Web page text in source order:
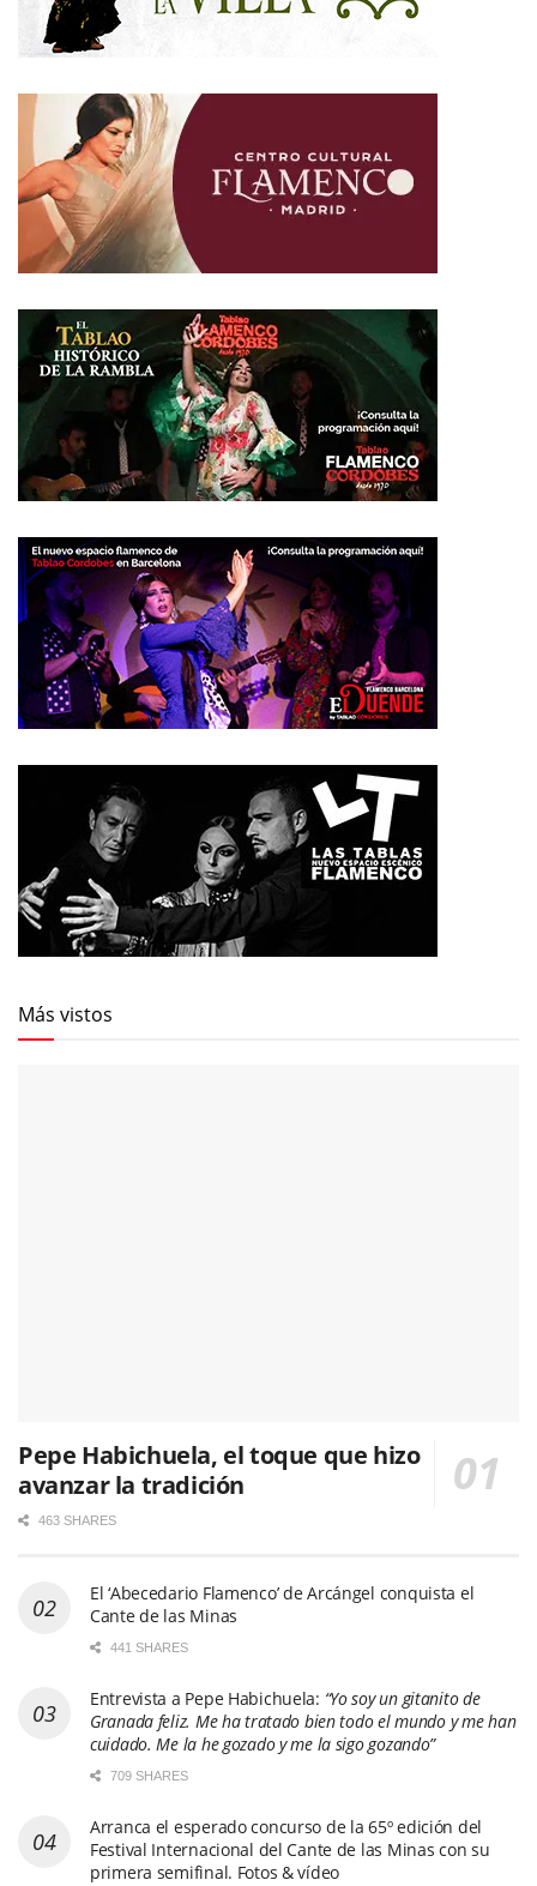
Más vistos
Pepe Habichuela, el toque que hizo
avanzar la tradición
463 SHARES
El ‘Abecedario Flamenco’ de Arcángel conquista el
Cante de las Minas
441 SHARES
Entrevista a Pepe Habichuela: “Yo soy un gitanito de
Granada feliz. Me ha tratado bien todo el mundo y me han
cuidado. Me la he gozado y me la sigo gozando”
709 SHARES
Arranca el esperado concurso de la 65º edición del
Festival Internacional del Cante de las Minas con su
primera semifinal. Fotos & vídeo